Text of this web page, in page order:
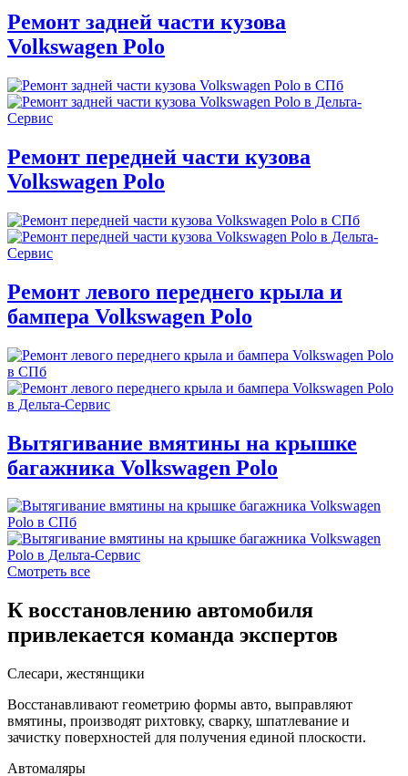
Ремонт задней части кузова
Volkswagen Polo
Ремонт передней части кузова
Volkswagen Polo
Ремонт левого переднего крыла и
бампера Volkswagen Polo
Вытягивание вмятины на крышке
багажника Volkswagen Polo
Смотреть все
К восстановлению автомобиля
привлекается команда экспертов
Слесари, жестянщики
Восстанавливают геометрию формы авто, выправляют
вмятины, производят рихтовку, сварку, шпатлевание и
зачистку поверхностей для получения единой плоскости.
Автомаляры